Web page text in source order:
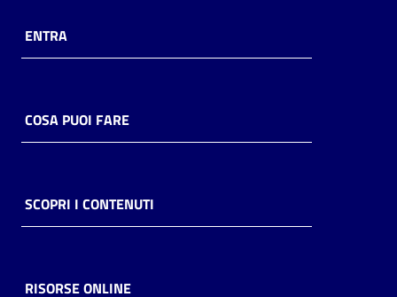
bibliotecario
Orari
ENTRA
COSA PUOI FARE
SCOPRI I CONTENUTI
RISORSE ONLINE